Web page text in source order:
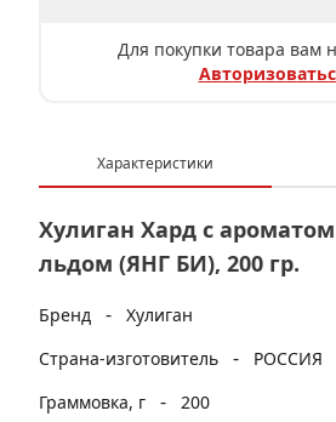
Для покупки товара вам
Характеристики
Хулиган Хард с
льдом (ЯНГ БИ), 200 гр.
Бренд - Хулиган
Страна-изготовитель
-
РОССИЯ
Граммовка, г
- 200